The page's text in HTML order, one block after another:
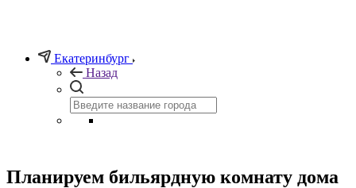
Екатеринбург
Назад
Планируем бильярдную комнату дома